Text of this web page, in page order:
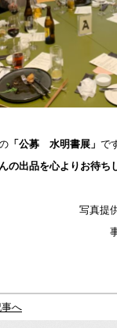
「公募 水明書展」 で
の出品を心よりお待ち
写真提
へ